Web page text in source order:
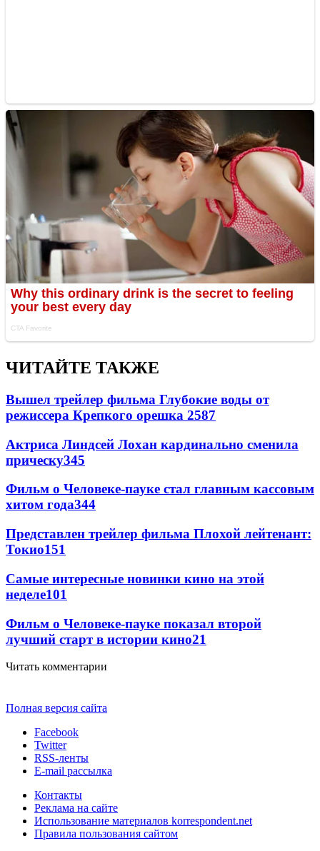
ЧИТАЙТЕ ТАКЖЕ
Вышел трейлер фильма Глубокие воды от
режиссера Крепкого орешка 2587
Актриса Линдсей Лохан кардинально сменила
прическу345
Фильм о Человеке-пауке стал главным кассовым
хитом года344
Представлен трейлер фильма Плохой лейтенант:
Токио151
Самые интересные новинки кино на этой
неделе101
Фильм о Человеке-пауке показал второй
лучший старт в истории кино21
Читать комментарии
Полная версия сайта
Facebook
Twitter
RSS-ленты
E-mail рассылка
Контакты
Реклама на сайте
Использование материалов korrespondent.net
Правила пользования сайтом